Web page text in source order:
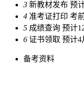
3 新教材发布 预
4 准考证打印 考
5 成绩查询 预计
6 证书领取 预计4
备考资料